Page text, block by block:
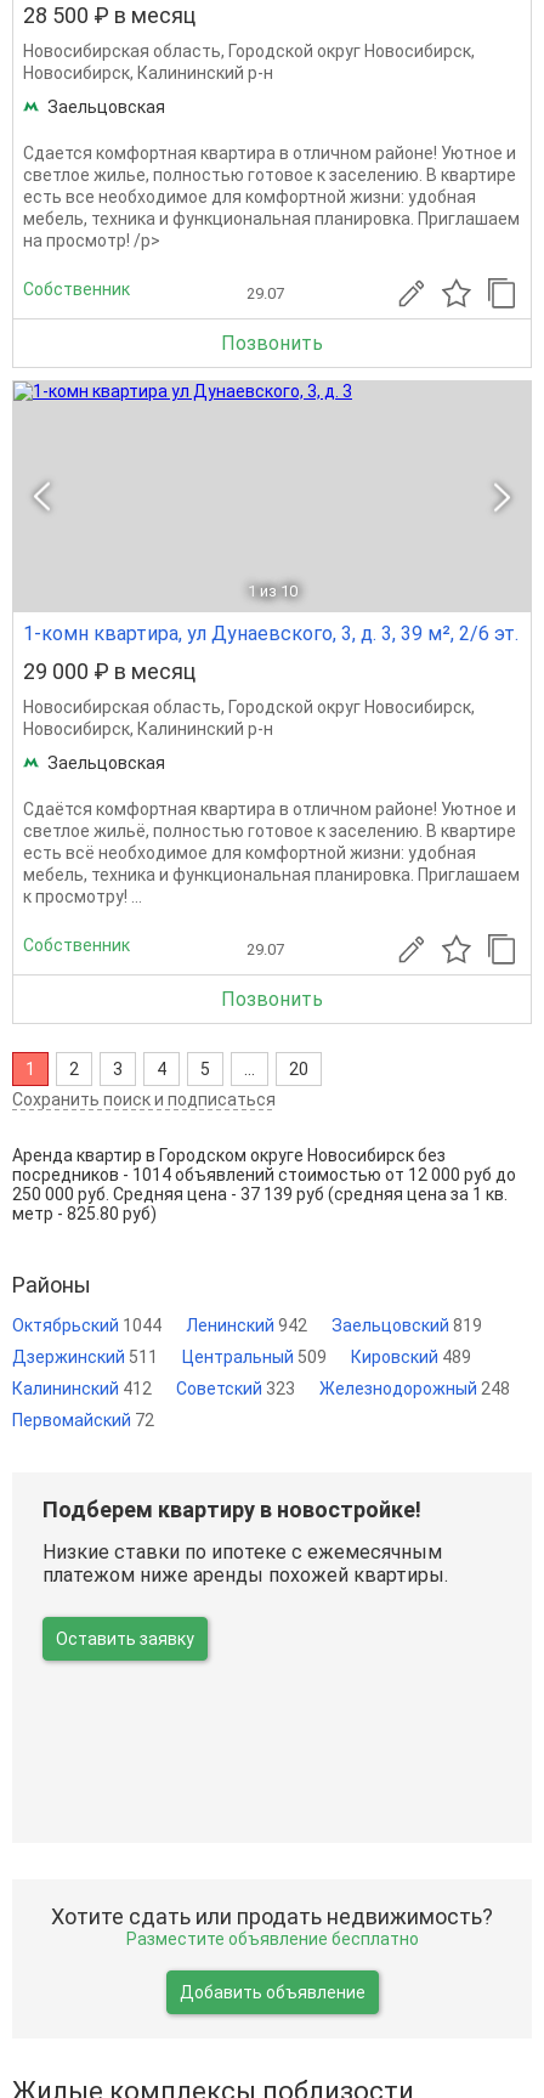
28 500 ₽ в месяц
Новосибирская область, Городской округ Новосибирск,
Новосибирск, Калининский р-н
Заельцовская
Сдается комфортная квартира в отличном районе! Уютное и
светлое жилье, полностью готовое к заселению. В квартире
есть все необходимое для комфортной жизни: удобная
мебель, техника и функциональная планировка. Приглашаем
на просмотр! /p>
Собственник 29.07
Позвонить
1 из 10
1-комн квартира, ул Дунаевского, 3, д. 3, 39 м², 2/6 эт.
29 000 ₽ в месяц
Новосибирская область, Городской округ Новосибирск,
Новосибирск, Калининский р-н
Заельцовская
Сдаётся комфортная квартира в отличном районе! Уютное и
светлое жильё, полностью готовое к заселению. В квартире
есть всё необходимое для комфортной жизни: удобная
мебель, техника и функциональная планировка. Приглашаем
к просмотру! ...
Собственник 29.07
Позвонить
1 2 3 4 5
20
Сохранить поиск и подписаться
Аренда квартир в Городском округе Новосибирск без
посредников - 1014 объявлений стоимостью от 12 000 руб до
250 000 руб. Средняя цена - 37 139 руб (средняя цена за 1 кв.
метр - 825.80 руб)
Районы
Октябрьский 1044 Ленинский 942 Заельцовский 819
Дзержинский 511 Центральный 509 Кировский 489
Калининский 412 Советский 323 Железнодорожный 248
Первомайский 72
Подберем квартиру в новостройке!
Низкие ставки по ипотеке с ежемесячным
платежом ниже аренды похожей квартиры.
Оставить заявку
Хотите сдать или продать недвижимость?
Разместите объявление бесплатно
Добавить объявление
Жилые комплексы поблизости